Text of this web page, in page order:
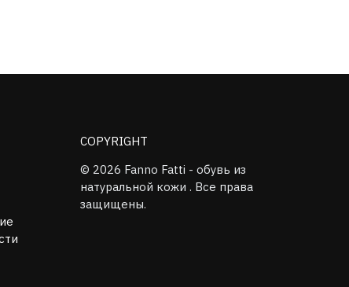
COPYRIGHT
© 2026 Fanno Fatti - обувь из
натуральной кожи . Все права
защищены.